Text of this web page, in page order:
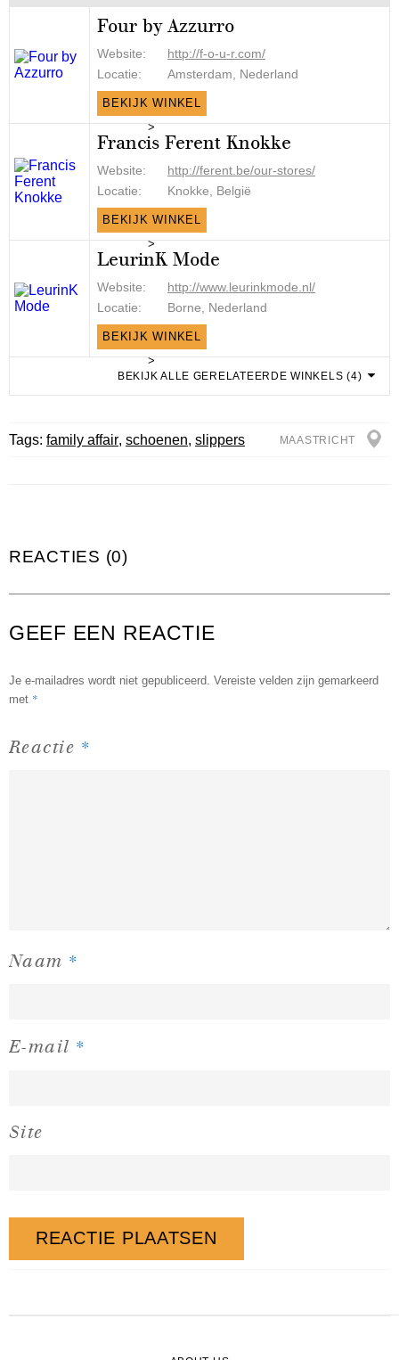
Four by Azzurro
Website:
http://f-o-u-r.com/
Locatie:
Amsterdam, Nederland
BEKIJK WINKEL
>
Francis Ferent Knokke
Website:
http://ferent.be/our-stores/
Locatie:
Knokke, België
BEKIJK WINKEL
>
LeurinK Mode
Website:
http://www.leurinkmode.nl/
Locatie:
Borne, Nederland
BEKIJK WINKEL
>
BEKIJK ALLE GERELATEERDE WINKELS (4)
Tags: family affair, schoenen, slippers MAASTRICHT
REACTIES (0)
GEEF EEN REACTIE
Je e-mailadres wordt niet gepubliceerd. Vereiste velden zijn gemarkeerd
met *
Reactie *
Naam *
E-mail *
Site